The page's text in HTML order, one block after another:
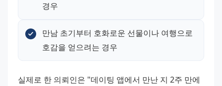
경우
만남 초기부터 호화로운 선물이나 여행으로
호감을 얻으려는 경우
실제로 한 의뢰인은 "데이팅 앱에서 만난 지 2주 만에